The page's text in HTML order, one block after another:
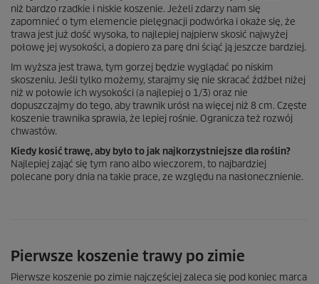
niż bardzo rzadkie i niskie koszenie. Jeżeli zdarzy nam się
zapomnieć o tym elemencie pielęgnacji podwórka i okaże się, że
trawa jest już dość wysoka, to najlepiej najpierw skosić najwyżej
połowę jej wysokości, a dopiero za parę dni ściąć ją jeszcze bardziej.
Im wyższa jest trawa, tym gorzej będzie wyglądać po niskim
skoszeniu. Jeśli tylko możemy, starajmy się nie skracać źdźbeł niżej
niż w połowie ich wysokości (a najlepiej o 1/3) oraz nie
dopuszczajmy do tego, aby trawnik urósł na więcej niż 8 cm. Częste
koszenie trawnika sprawia, że lepiej rośnie. Ogranicza też rozwój
chwastów.
Kiedy kosić trawę, aby było to jak najkorzystniejsze dla roślin?
Najlepiej zająć się tym rano albo wieczorem, to najbardziej
polecane pory dnia na takie prace, ze względu na nasłonecznienie.
Pierwsze koszenie trawy po zimie
Pierwsze koszenie po zimie najczęściej zaleca się pod koniec marca